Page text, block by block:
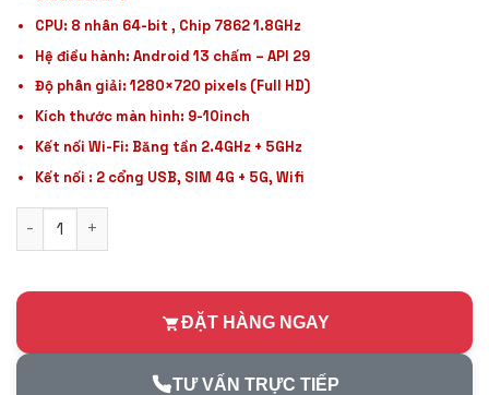
CPU: 8 nhân 64-bit , Chip 7862 1.8GHz
Hệ điều hành: Android 13 chấm – API 29
Độ phân giải: 1280×720 pixels (Full HD)
Kích thước màn hình: 9-10inch
Kết nối Wi-Fi: Băng tần 2.4GHz + 5GHz
Kết nối : 2 cổng USB, SIM 4G + 5G, Wifi
Santek X800 360 4GB/32GB số lượng
ĐẶT HÀNG NGAY
TƯ VẤN TRỰC TIẾP